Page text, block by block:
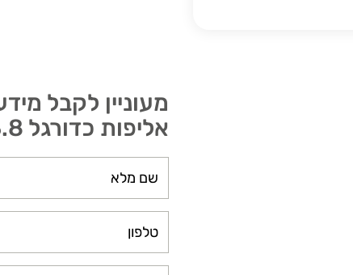
מעוניין לקבל
אליפות כדורגל 13.8